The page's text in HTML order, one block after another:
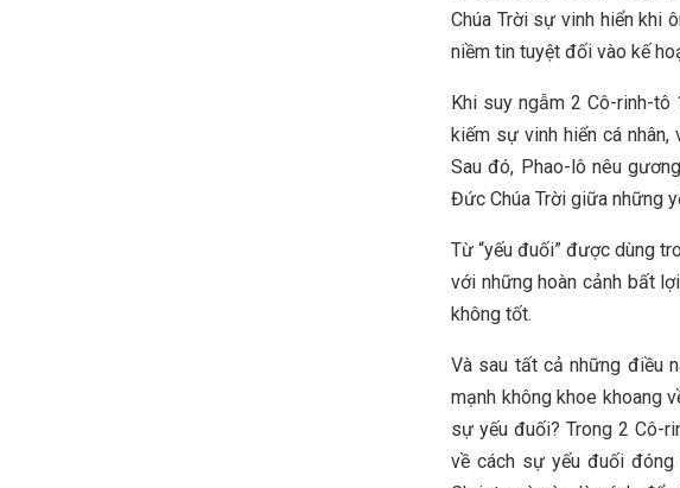
Chúa Trời sự vinh hiển khi
niềm tin tuyệt đối vào kế
Khi suy ngẫm 2 Cô-rinh-tô
kiếm sự vinh hiển cá
Sau đó, Phao-lô nêu
Đức Chúa Trời giữa những
Từ “yếu đuối” được dùng
với những hoàn cảnh bất
không tốt.
Và sau tất cả những điều
mạnh không khoe khoang
sự yếu đuối? Trong 2 Cô-
về cách sự yếu đuối